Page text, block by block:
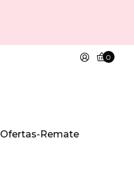
0
Ofertas-Remate